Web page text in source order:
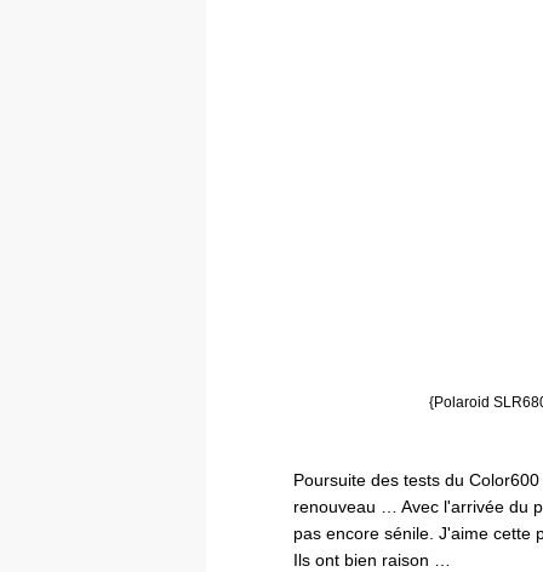
{Polaroid
Poursuite des tests du
renouveau … Avec l'arrivée du
pas encore sénile. J'aime
Ils ont bien raison …